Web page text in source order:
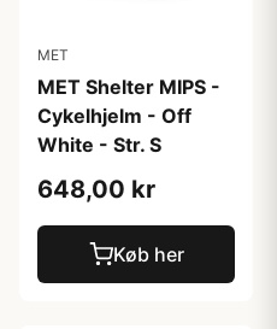
MET
MET Shelter MIPS -
Cykelhjelm - Off
White - Str. S
648,00 kr
Køb her